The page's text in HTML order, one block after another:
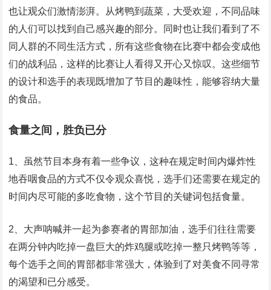
也让观众们激情澎湃。从烤鸭到蔬菜，大受欢迎，不同品味
的人们可以找到自己感兴趣的部分。同时也让我们看到了不
同人群的不同生活方式，所有这些食物在比赛中都会变成他
们的战利品，这样的比赛让人看得又开心又惊叹。这些细节
的设计和选手的表现既增加了节目的趣味性，能够容纳大量
的食品。
食量之间，胜负已分
1、虽然节目本身有着一些争议，这种在规定时间内爆炸性
地吞咽食品的方式不仅令观众喜悦，选手们还需要在规定的
时间内尽可能的多吃食物，这个节目的关键词包括食量。
2、大声呐喊并一起为参赛者的胃部加油，选手们往往需要
在两分钟内吃掉一盘巨大的炸鸡腿或吃掉一整只烤鸭等等，
每个选手之间的胃部都非常强大，体验到了对美食不同寻常
的渴望和已分感受。